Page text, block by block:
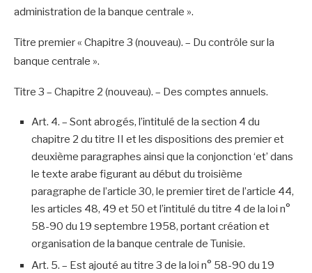
administration de la banque centrale ».
Titre premier « Chapitre 3 (nouveau). – Du contrôle sur la
banque centrale ».
Titre 3 – Chapitre 2 (nouveau). – Des comptes annuels.
Art. 4. – Sont abrogés, l’intitulé de la section 4 du
chapitre 2 du titre II et les dispositions des premier et
deuxième paragraphes ainsi que la conjonction ‘et’ dans
le texte arabe figurant au début du troisième
paragraphe de l’article 30, le premier tiret de l’article 44,
les articles 48, 49 et 50 et l’intitulé du titre 4 de la loi n°
58-90 du 19 septembre 1958, portant création et
organisation de la banque centrale de Tunisie.
Art. 5. – Est ajouté au titre 3 de la loi n° 58-90 du 19